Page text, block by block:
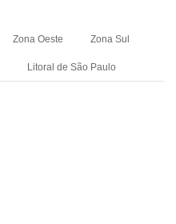
Zona Oeste Zona Sul
Litoral de São Paulo